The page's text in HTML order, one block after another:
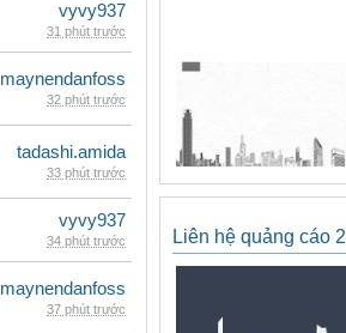
vyvy937
31 phút trước
maynendanfoss
32 phút trước
tadashi.amida
33 phút trước
vyvy937
34 phút trước
maynendanfoss
37 phút trước
Liên hệ quảng cáo 2